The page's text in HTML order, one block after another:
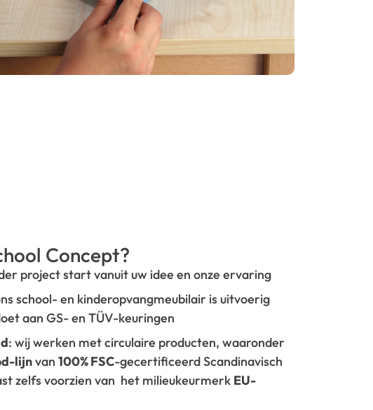
Concept?
project start vanuit uw idee en onze ervaring
school- en kinderopvangmeubilair is uitvoerig
aan GS- en TÜV-keuringen
: wij werken met circulaire producten, waaronder
lijnvan 100% FSC-gecertificeerd Scandinavisch
zelfs voorzien van het milieukeurmerk EU-